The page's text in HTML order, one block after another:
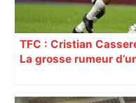
TFC : Cristian
La grosse rumeur